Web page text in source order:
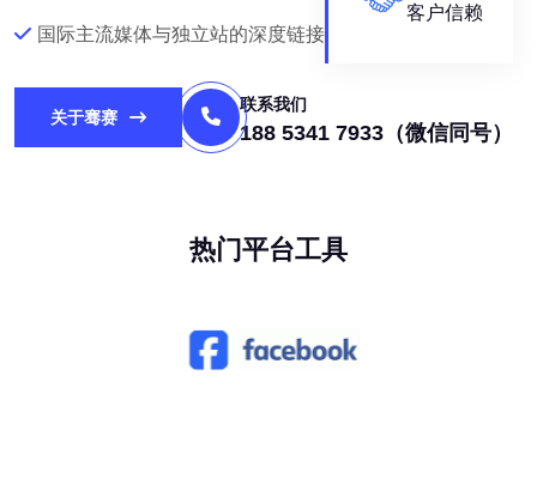
国际主流媒体与独立站的深度链接
客户信赖
关于骞赛
联系我们
188 5341 7933（微信同号）
热门平台工具